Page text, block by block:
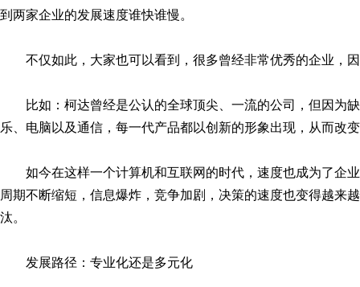
到两家企业的发展速度谁快谁慢。
不仅如此，大家也可以看到，很多曾经非常优秀的企业，
比如：柯达曾经是公认的全球顶尖、一流的公司，但因为
乐、电脑以及通信，每一代产品都以创新的形象出现，从而改
如今在这样一个计算机和互联网的时代，速度也成为了企
周期不断缩短，信息爆炸，竞争加剧，决策的速度也变得越来
汰。
发展路径：专业化还是多元化